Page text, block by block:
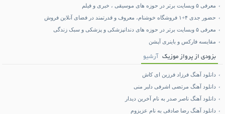
معرفی ۵ وبسایت برتر در حوزه های موسیقی ، خبری و فیلم
حضور جدی ۴+۱ فروشگاه خوشنام، معروف و قدرتمند در فضای آنلاین فروش
معرفی ۵ وبسایت برتر در حوزه های دندانپزشکی و پزشکی و سبک زندگی
مقایسه فارکس و باینری آپشن
بزودی از پرواز موزیک آرشیو
دانلود آهنگ فرزاد فرزین ای کاش
دانلود آهنگ مرتضی اشرفی دلبر منی
دانلود آهنگ ناصر صدر به نام آخرین دیدار
دانلود آهنگ رضا صادقی به نام عزیزوم